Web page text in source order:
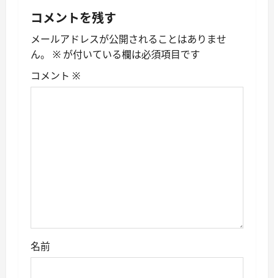
ー
シ
ョ
ン
コメントを残す
メールアドレスが公開されることはありませ
ん。
※ が付いている欄は必須項目です
コメント ※
名前